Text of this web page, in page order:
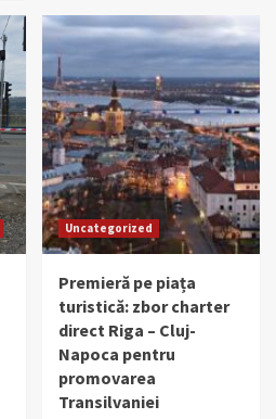
Uncategorized
Premieră pe piața
turistică: zbor charter
direct Riga – Cluj-
Napoca pentru
promovarea
Transilvaniei